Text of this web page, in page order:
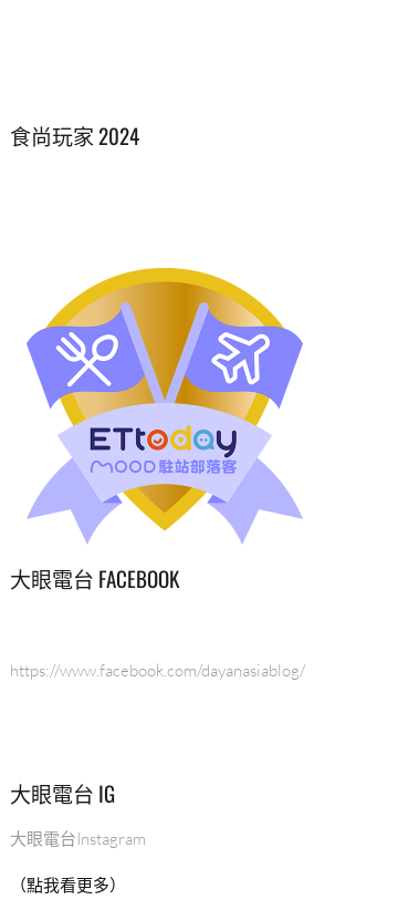
食尚玩家 2024
大眼電台 FACEBOOK
https://www.facebook.com/dayanasiablog/
大眼電台 IG
大眼電台Instagram
（點我看更多）